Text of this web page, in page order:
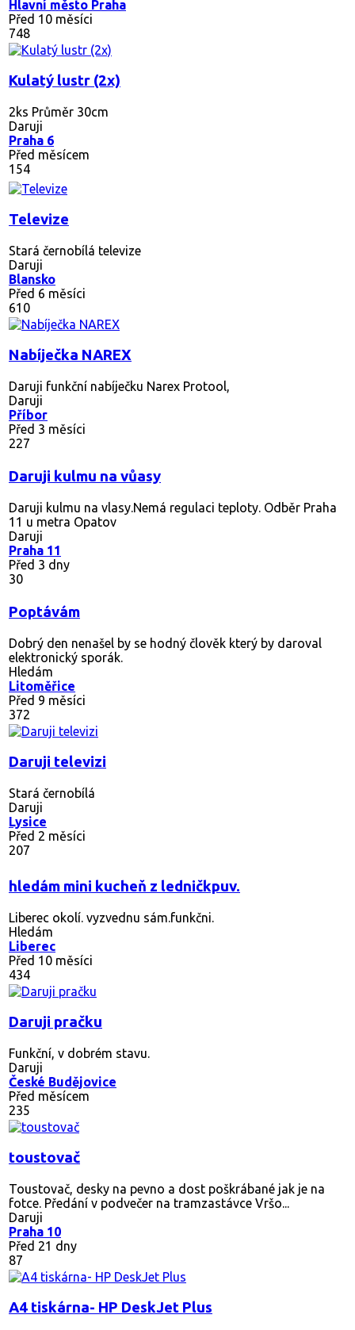
Hlavní město Praha
Před 10 měsíci
748
Kulatý lustr (2x)
2ks Průměr 30cm
Daruji
Praha 6
Před měsícem
154
Televize
Stará černobílá televize
Daruji
Blansko
Před 6 měsíci
610
Nabíječka NAREX
Daruji funkční nabíječku Narex Protool,
Daruji
Příbor
Před 3 měsíci
227
Daruji kulmu na vůasy
Daruji kulmu na vlasy.Nemá regulaci teploty. Odběr Praha
11 u metra Opatov
Daruji
Praha 11
Před 3 dny
30
Poptávám
Dobrý den nenašel by se hodný člověk který by daroval
elektronický sporák.
Hledám
Litoměřice
Před 9 měsíci
372
Daruji televizi
Stará černobílá
Daruji
Lysice
Před 2 měsíci
207
hledám mini kucheň z ledničkpuv.
Liberec okolí. vyzvednu sám.funkčni.
Hledám
Liberec
Před 10 měsíci
434
Daruji pračku
Funkční, v dobrém stavu.
Daruji
České Budějovice
Před měsícem
235
toustovač
Toustovač, desky na pevno a dost poškrábané jak je na
fotce. Předání v podvečer na tramzastávce Vršo...
Daruji
Praha 10
Před 21 dny
87
A4 tiskárna- HP DeskJet Plus